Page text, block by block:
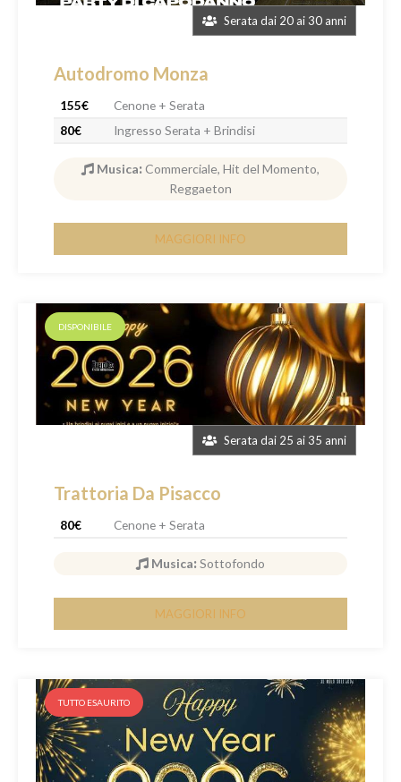
Serata dai 20 ai 30 anni
Autodromo Monza
155€
Cenone + Serata
80€
Ingresso Serata + Brindisi
Musica: Commerciale, Hit del Momento,
Reggaeton
MAGGIORI INFO
Serata dai 25 ai 35 anni
DISPONIBILE
Trattoria Da Pisacco
80€ Cenone + Serata
Musica: Sottofondo
MAGGIORI INFO
TUTTO ESAURITO